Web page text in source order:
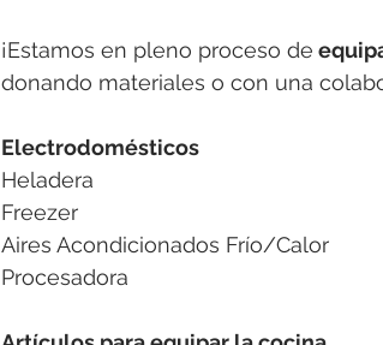
¡Estamos en pleno proceso de
donando materiales o con una
Electrodomésticos
Heladera
Freezer
Aires Acondicionados Frío/Calor
Procesadora